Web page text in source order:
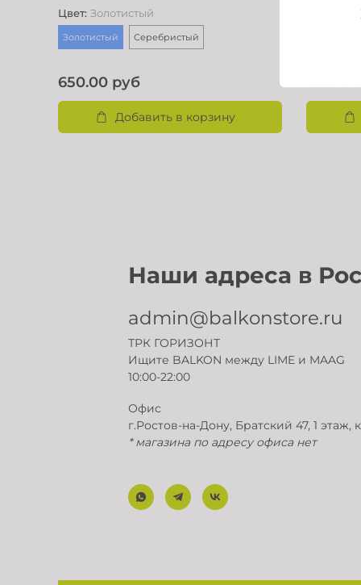
Цвет: Золотистый
Золотистый Серебристый
650.00 руб
Добавить в корзину
Наши
admin@balkonstore.ru
ТРК ГОРИЗОНТ
Ищите BALKON между LIME и MAAG
10:00-22:00
Офис
г.Ростов-на-Дону, Братский 47, 1 этаж,
* магазина по адресу офиса нет